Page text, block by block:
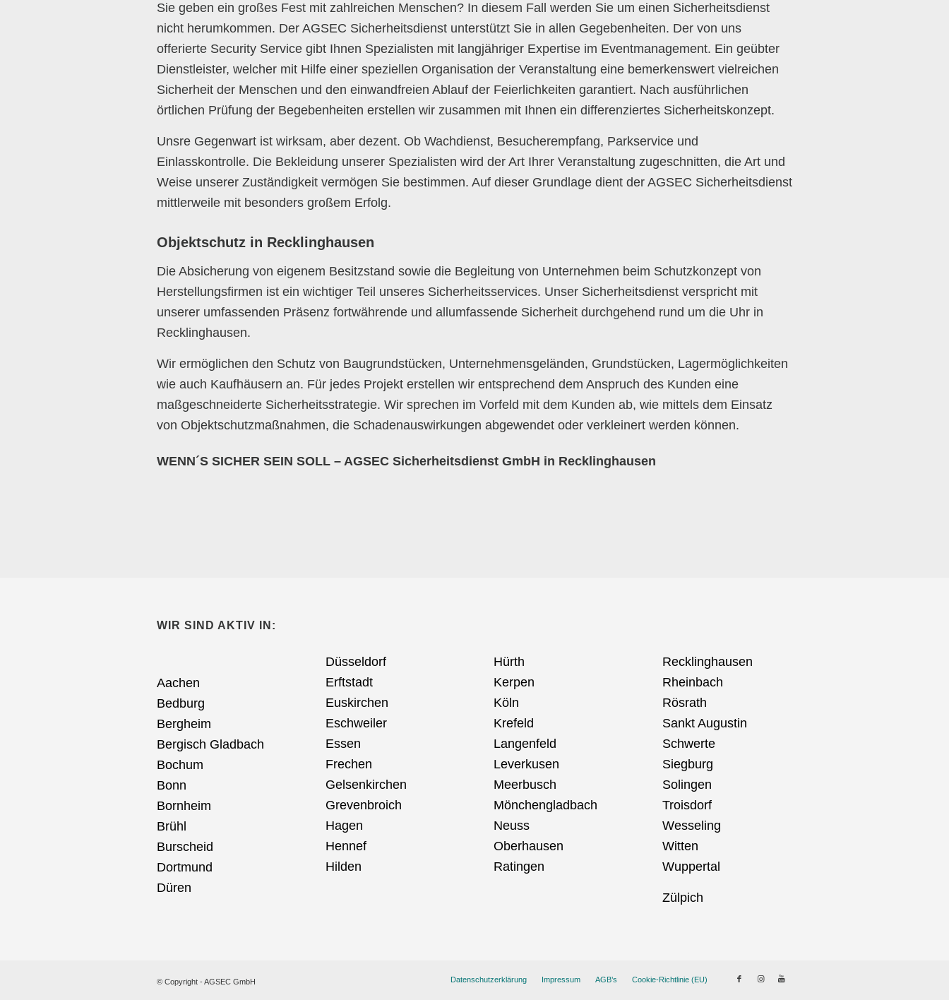
Sie geben ein großes Fest mit zahlreichen Menschen? In diesem Fall werden Sie um einen Sicherheitsdienst
nicht herumkommen. Der AGSEC Sicherheitsdienst unterstützt Sie in allen Gegebenheiten. Der von uns
offerierte Security Service gibt Ihnen Spezialisten mit langjähriger Expertise im Eventmanagement. Ein geübter
Dienstleister, welcher mit Hilfe einer speziellen Organisation der Veranstaltung eine bemerkenswert vielreichen
Sicherheit der Menschen und den einwandfreien Ablauf der Feierlichkeiten garantiert. Nach ausführlichen
örtlichen Prüfung der Begebenheiten erstellen wir zusammen mit Ihnen ein differenziertes Sicherheitskonzept.
Unsre Gegenwart ist wirksam, aber dezent. Ob Wachdienst, Besucherempfang, Parkservice und
Einlasskontrolle. Die Bekleidung unserer Spezialisten wird der Art Ihrer Veranstaltung zugeschnitten, die Art und
Weise unserer Zuständigkeit vermögen Sie bestimmen. Auf dieser Grundlage dient der AGSEC Sicherheitsdienst
mittlerweile mit besonders großem Erfolg.
Objektschutz in Recklinghausen
Die Absicherung von eigenem Besitzstand sowie die Begleitung von Unternehmen beim Schutzkonzept von
Herstellungsfirmen ist ein wichtiger Teil unseres Sicherheitsservices. Unser Sicherheitsdienst verspricht mit
unserer umfassenden Präsenz fortwährende und allumfassende Sicherheit durchgehend rund um die Uhr in
Recklinghausen.
Wir ermöglichen den Schutz von Baugrundstücken, Unternehmensgeländen, Grundstücken, Lagermöglichkeiten
wie auch Kaufhäusern an. Für jedes Projekt erstellen wir entsprechend dem Anspruch des Kunden eine
maßgeschneiderte Sicherheitsstrategie. Wir sprechen im Vorfeld mit dem Kunden ab, wie mittels dem Einsatz
von Objektschutzmaßnahmen, die Schadenauswirkungen abgewendet oder verkleinert werden können.
WENN´S SICHER SEIN SOLL – AGSEC Sicherheitsdienst GmbH in Recklinghausen
WIR SIND AKTIV IN:
Aachen
Bedburg
Bergheim
Bergisch Gladbach
Bochum
Bonn
Bornheim
Brühl
Burscheid
Dortmund
Düren
Düsseldorf
Erftstadt
Euskirchen
Eschweiler
Essen
Frechen
Gelsenkirchen
Grevenbroich
Hagen
Hennef
Hilden
Hürth
Kerpen
Köln
Krefeld
Langenfeld
Leverkusen
Meerbusch
Mönchengladbach
Neuss
Oberhausen
Ratingen
Recklinghausen
Rheinbach
Rösrath
Sankt Augustin
Schwerte
Siegburg
Solingen
Troisdorf
Wesseling
Witten
Wuppertal
Zülpich
© Copyright - AGSEC GmbH Datenschutzerklärung Impressum AGB’s Cookie-Richtlinie (EU)